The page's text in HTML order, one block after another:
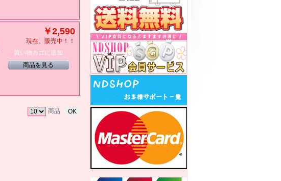
￥2,590
現在、販売中！！
買い物カゴに追加
商品を見る
商品